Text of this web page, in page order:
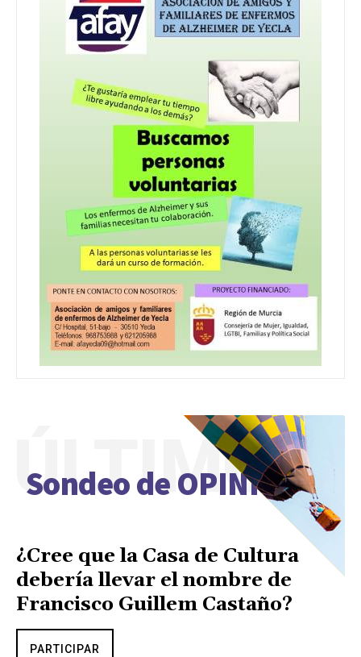
Sondeo de OPINIÓN
ÚLTIMO
¿Cree que la Casa de Cultura
debería llevar el nombre de
Francisco Guillem Castaño?
PARTICIPAR